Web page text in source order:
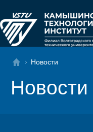
Новости
Новости